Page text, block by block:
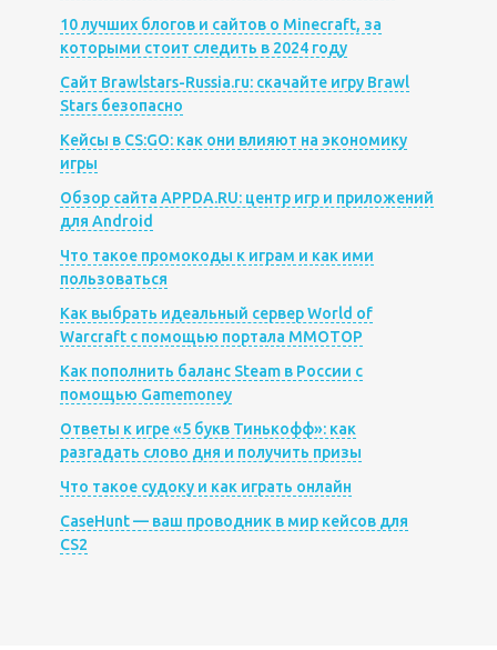
10 лучших блогов и сайтов о Minecraft, за
которыми стоит следить в 2024 году
Сайт Brawlstars-Russia.ru: скачайте игру Brawl
Stars безопасно
Кейсы в CS:GO: как они влияют на экономику
игры
Обзор сайта APPDA.RU: центр игр и приложений
для Android
Что такое промокоды к играм и как ими
пользоваться
Как выбрать идеальный сервер World of
Warcraft с помощью портала MMOTOP
Как пополнить баланс Steam в России с
помощью Gamemoney
Ответы к игре «5 букв Тинькофф»: как
разгадать слово дня и получить призы
Что такое судоку и как играть онлайн
CaseHunt — ваш проводник в мир кейсов для
CS2